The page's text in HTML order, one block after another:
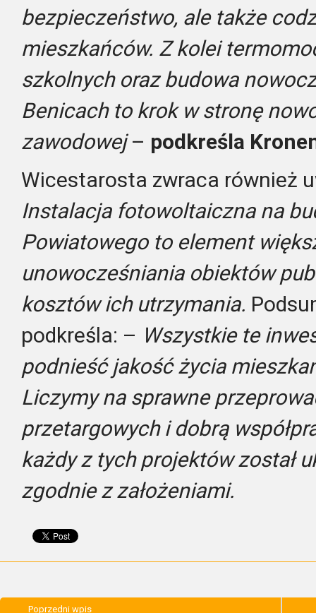
bezpieczeństwo, ale także
mieszkańców. Z kolei
szkolnych oraz budowa
Benicach to krok w stronę
zawodowej– podkreśla
Wicestarosta zwraca również
Instalacja fotowoltaiczna na
Powiatowego to element
unowocześniania obiektów
kosztów ich utrzymania.
podkreśla: – Wszystkie te
podnieść jakość życia
Liczymy na sprawne
przetargowych i dobrą
każdy z tych projektów został
zgodnie z założeniami.
Poprzedni wpis